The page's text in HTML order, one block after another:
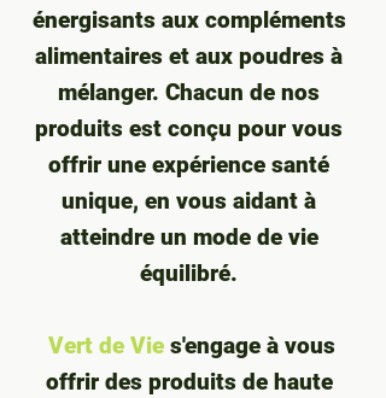
énergisants aux compléments
alimentaires et aux poudres à
mélanger. Chacun de nos
produits est conçu pour vous
offrir une expérience santé
unique, en vous aidant à
atteindre un mode de vie
équilibré.
Vert de Vie s'engage à vous
offrir des produits de haute